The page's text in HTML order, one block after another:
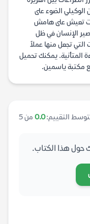
الضوء على
تعيش على هامش
الإنسان في ظل
التي تجعل منها عملاً
المتأنية. يمكنك تحميل
التقييم:0.0 من 5
حول هذا الكتاب.